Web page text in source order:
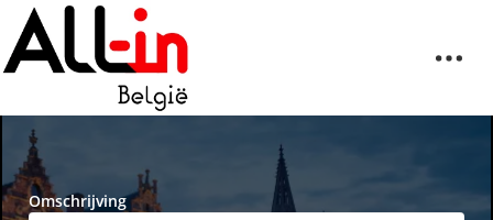
Omschrijving